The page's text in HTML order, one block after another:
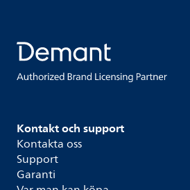
Kontakt och support
Kontakta oss
Support
Garanti